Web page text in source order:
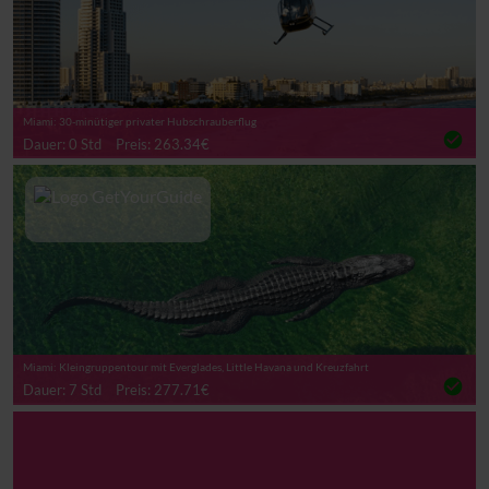
Miami: 30-minütiger privater Hubschrauberflug
Dauer: 0 Std Preis: 263.34€ check_circle
Miami: Kleingruppentour mit Everglades, Little Havana und Kreuzfahrt
Dauer: 7 Std Preis: 277.71€ check_circle